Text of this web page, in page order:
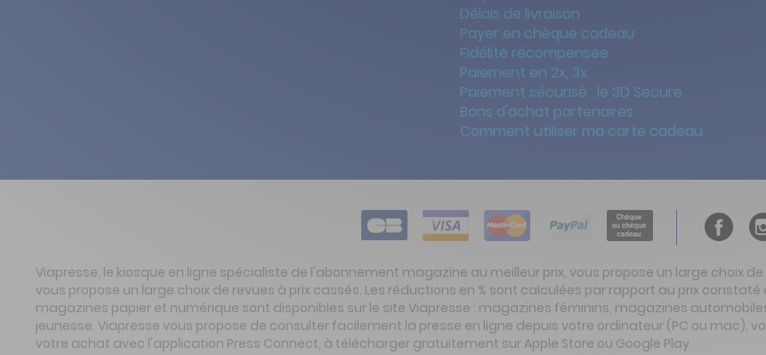
Délais de livraison
Payer en chèque cadeau
Fidélité récompensée
Paiement en 2x, 3x
Paiement sécurisé : le 3D Secure
Bons d'achat partenaires
Comment utiliser ma carte cadeau
Viapresse, le kiosque en ligne spécialiste de l'abonnement magazine au meilleur prix, vous propose un large choix
vous propose un large choix de revues à prix cassés. Les réductions en % sont calculées par rapport au prix
magazines papier et numérique sont disponibles sur le site Viapresse : magazines féminins, magazines
jeunesse. Viapresse vous propose de consulter facilement la presse en ligne depuis votre ordinateur (PC ou mac),
votre achat avec l'application Press Connect, à télécharger gratuitement sur Apple Store ou Google Play.